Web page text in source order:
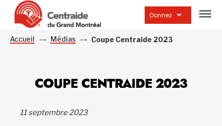
Donnez
la
Accueil Médias Coupe Centraide 2023
COUPE CENTRAIDE 2023
11 septembre 2023